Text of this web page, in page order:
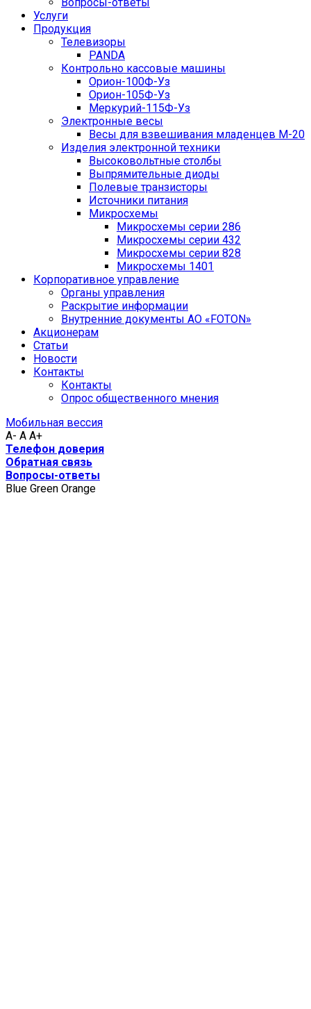
Услуги
Продукция
Телевизоры
PANDA
Контрольно кассовые машины
Орион-100Ф-Уз
Орион-105Ф-Уз
Меркурий-115Ф-Уз
Электронные весы
Весы для взвешивания младенцев М-20
Изделия электронной техники
Высоковольтные столбы
Выпрямительные диоды
Полевые транзисторы
Источники питания
Микросхемы
Микросхемы серии 286
Микросхемы серии 432
Микросхемы серии 828
Микросхемы 1401
Корпоративное управление
Органы управления
Раскрытие информации
Внутренние документы АО «FOTON»
Акционерам
Статьи
Новости
Контакты
Контакты
Опрос общественного мнения
Мобильная вессия
A- A A+
Телефон доверия
Обратная связь
Вопросы-ответы
Blue Green Orange